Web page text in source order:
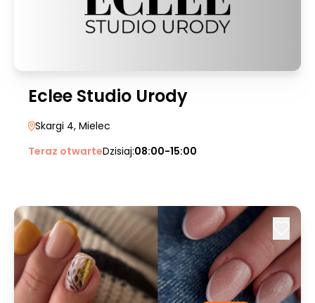
Eclee Studio Urody
Skargi 4, Mielec
Teraz otwarteDzisiaj:08:00-15:00